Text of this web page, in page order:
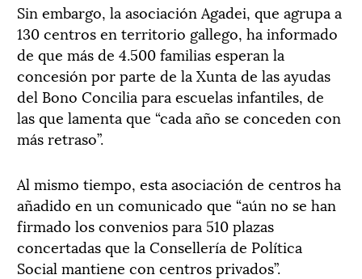
Sin embargo, la asociación Agadei, que agrupa a
130 centros en territorio gallego, ha informado
de que más de 4.500 familias esperan la
concesión por parte de la Xunta de las ayudas
del Bono Concilia para escuelas infantiles, de
las que lamenta que “cada año se conceden con
más retraso”.
Al mismo tiempo, esta asociación de centros ha
añadido en un comunicado que “aún no se han
firmado los convenios para 510 plazas
concertadas que la Consellería de Política
Social mantiene con centros privados”.